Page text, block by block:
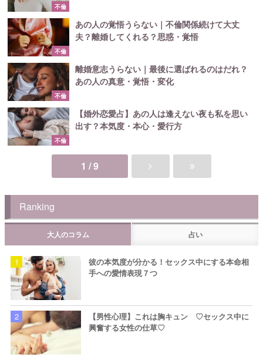
不倫
不倫
あの人の覚悟うらない｜不倫関係続けて大丈
夫？離婚してくれる？思惑・覚悟
不倫
離婚意志うらない｜最後に選ばれるのはだれ？
あの人の真意・覚悟・変化
不倫
【婚外恋愛占】あの人は逢えない夜も私を思い
出す？本気度・本心・愛行方
1 / 9
Ranking
大人のコラム 占い
彼の本気度が分かる！セックス中にする本命相
手への愛情表現７つ
【男性心理】これは胸キュン ♡セックス中に
興奮する女性の仕草♡